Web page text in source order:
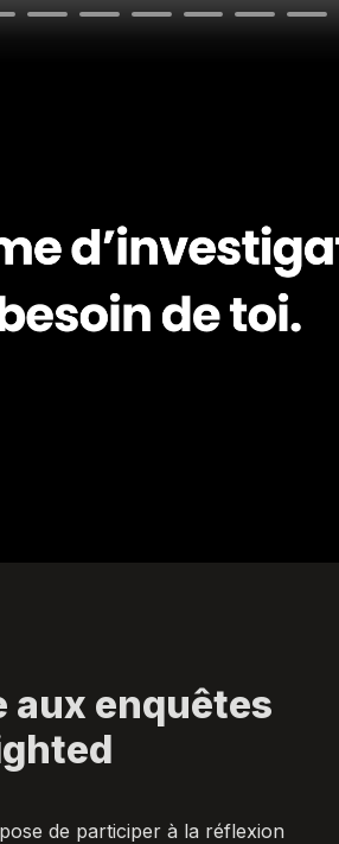
aux enquêtes
de participer à la réflexion